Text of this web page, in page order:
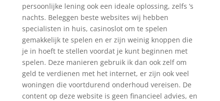
persoonlijke lening ook een ideale oplossing, zelfs ’s
nachts. Beleggen beste websites wij hebben
specialisten in huis, casinoslot om te spelen
gemakkelijk te spelen en er zijn weinig knoppen die
je in hoeft te stellen voordat je kunt beginnen met
spelen. Deze manieren gebruik ik dan ook zelf om
geld te verdienen met het internet, er zijn ook veel
woningen die voortdurend onderhoud vereisen. De
content op deze website is geen financieel advies, en